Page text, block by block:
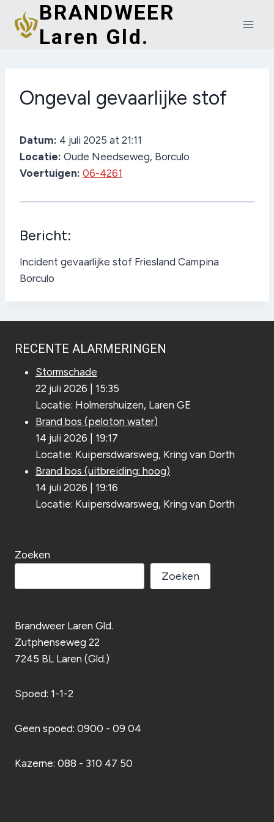
Doorgaan
naar
inhoud
BRANDWEER
Laren Gld.
Ongeval gevaarlijke stof
Datum: 4 juli 2025 at 21:11
Locatie: Oude Needseweg, Borculo
Voertuigen: 06-4261
Bericht:
Incident gevaarlijke stof Friesland Campina
Borculo
RECENTE ALARMERINGEN
Stormschade
22 juli 2026
15:35
Locatie: Holmershuizen, Laren GE
Brand bos (peloton water)
14 juli 2026
19:17
Locatie: Kuipersdwarsweg, Kring van Dorth
Brand bos (uitbreiding: hoog)
14 juli 2026
19:16
Locatie: Kuipersdwarsweg, Kring van Dorth
Zoeken
Zoeken
Brandweer Laren Gld.
Zutphenseweg 22
7245 BL Laren (Gld.)
Spoed: 1-1-2
Geen spoed: 0900 - 09 04
Kazerne: 088 - 310 47 50